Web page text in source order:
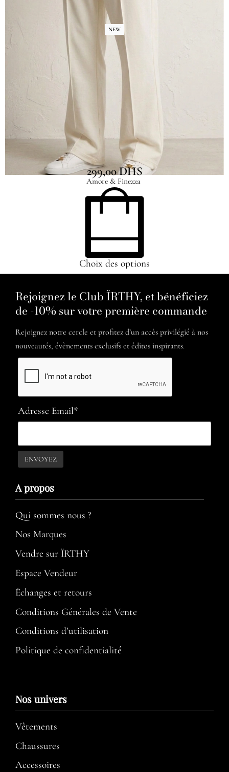
NEW
Pantalon relaxed fit – Blanc cassé Amore &
Finezza Irthy
Amore & Finezza
299,00DHS
Choix des options
Rejoignez le Club ÏRTHY, et bénéficiez
de -10% sur votre première commande
Rejoignez notre cercle et profitez d’un accès privilégié à nos
nouveautés, évènements exclusifs et éditos inspirants.
Adresse Email*
A propos​
Qui sommes nous ?
Nos Marques
Vendre sur ÏRTHY
Espace Vendeur
Échanges et retours
Conditions Générales de Vente
Conditions d’utilisation​
Politique de confidentialité
Nos univers
Vêtements
Chaussures
Accessoires